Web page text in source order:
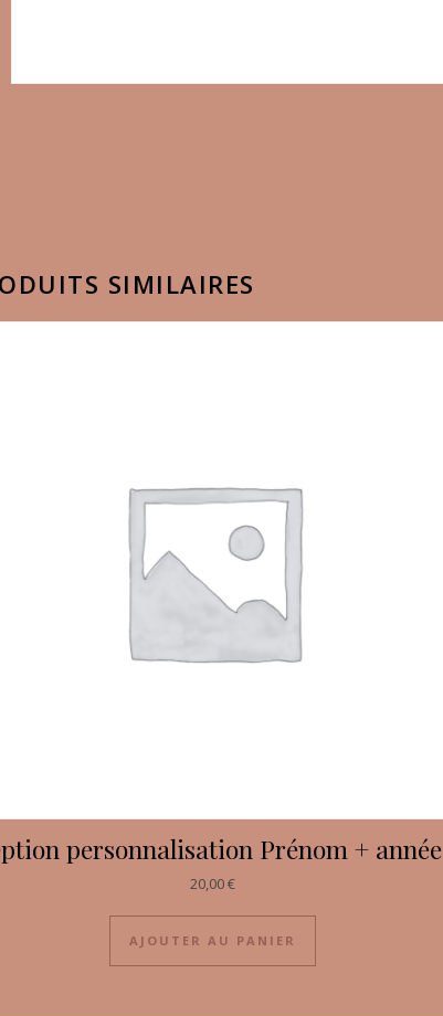
SIMILAIRES
personnalisation Prénom + année
20,00€
AJOUTER AU PANIER